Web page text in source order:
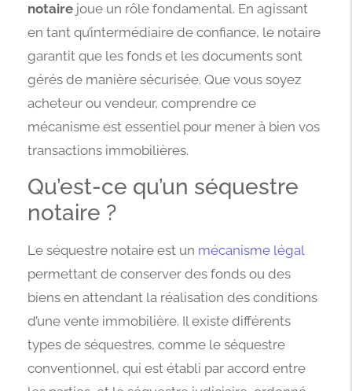
notaire joue un rôle fondamental. En agissant
en tant qu’intermédiaire de confiance, le notaire
garantit que les fonds et les documents sont
gérés de manière sécurisée. Que vous soyez
acheteur ou vendeur, comprendre ce
mécanisme est essentiel pour mener à bien vos
transactions immobilières.
Qu’est-ce qu’un séquestre
notaire ?
Le séquestre notaire est un mécanisme légal
permettant de conserver des fonds ou des
biens en attendant la réalisation des conditions
d’une vente immobilière. Il existe différents
types de séquestres, comme le séquestre
conventionnel, qui est établi par accord entre